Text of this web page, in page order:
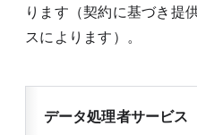
ります（契約に基づき提
スによります）。
データ処理者サービス